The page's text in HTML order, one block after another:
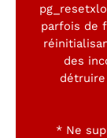
parfois de
des
* Ne